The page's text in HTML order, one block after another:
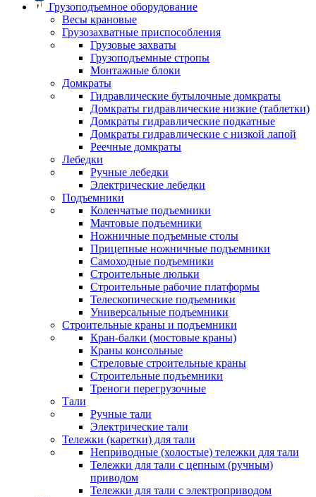
Грузоподъемное оборудование
Весы крановые
Грузозахватные приспособления
Грузовые захваты
Грузоподъемные стропы
Монтажные блоки
Домкраты
Гидравлические бутылочные домкраты
Домкраты гидравлические низкие (таблетки)
Домкраты гидравлические подкатные
Домкраты гидравлические с низкой лапой
Реечные домкраты
Лебедки
Ручные лебедки
Электрические лебедки
Подъемники
Коленчатые подъемники
Мачтовые подъемники
Ножничные подъемные столы
Прицепные ножничные подъемники
Самоходные подъемники
Строительные люльки
Строительные рабочие платформы
Телескопические подъемники
Универсальные подъемники
Строительные краны и подъемники
Кран-балки (мостовые краны)
Краны консольные
Стреловые строительные краны
Строительные подъемники
Треноги перегрузочные
Тали
Ручные тали
Электрические тали
Тележки (каретки) для тали
Неприводные (холостые) тележки для тали
Тележки для тали с цепным (ручным)
приводом
Тележки для тали с электроприводом